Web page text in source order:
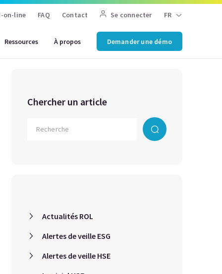
on-line FAQ Contact Se connecter FR
Ressources À propos Demander une démo
Chercher un article
Actualités ROL
Alertes de veille ESG
Alertes de veille HSE